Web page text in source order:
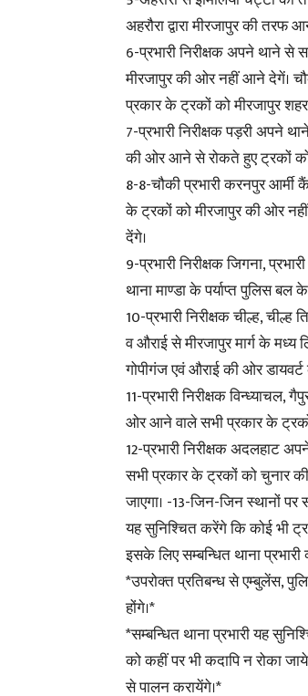
अहरौरा द्वारा मीरजापुर की तरफ
6-प्रभारी निरीक्षक अपने थाने
मीरजापुर की ओर नहीं आने देगें।
प्रकार के ट्रकों को मीरजापुर
7-प्रभारी निरीक्षक पड़री अपने
की ओर आने से रोकते हुए ट्रकों को
8-8-चौकी प्रभारी करनपुर
के ट्रकों को मीरजापुर की ओर
देंगे।
9-प्रभारी निरीक्षक जिगना,
थाना माण्डा के पर्याप्त पुलिस
10-प्रभारी निरीक्षक चील्ह,
व औराई से मीरजापुर मार्ग के
गोपीगंज एवं औराई की ओर
11-प्रभारी निरीक्षक
ओर आने वाले सभी प्रकार के ट्रकों
12-प्रभारी निरीक्षक अदलहाट
सभी प्रकार के ट्रकों को चुनार
जाएगा। -13-जिन-जिन स्थानों
यह सुनिश्चित करेंगे कि कोई भी
इसके लिए सम्बन्धित थाना प्रभारी
*उपरोक्त प्रतिबन्ध से एम्बुलेंस,
होंगे।*
*सम्बन्धित थाना प्रभारी यह
को कहीं पर भी कदापि न रोका
से पालन करायेंगे।*